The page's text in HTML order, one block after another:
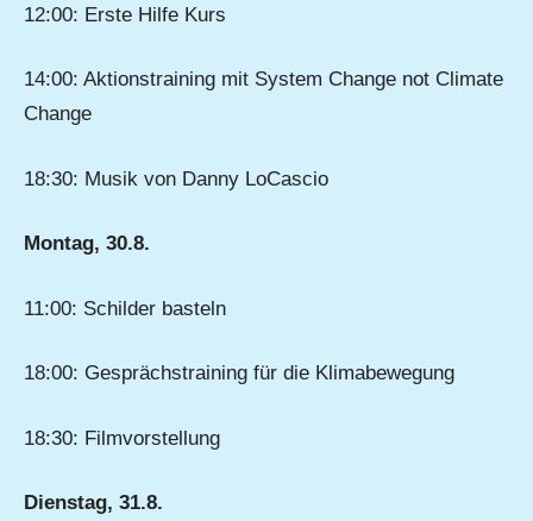
12:00: Erste Hilfe Kurs
14:00: Aktionstraining mit System Change not Climate
Change
18:30: Musik von Danny LoCascio
Montag, 30.8.
11:00: Schilder basteln
18:00: Gesprächstraining für die Klimabewegung
18:30: Filmvorstellung
Dienstag, 31.8.